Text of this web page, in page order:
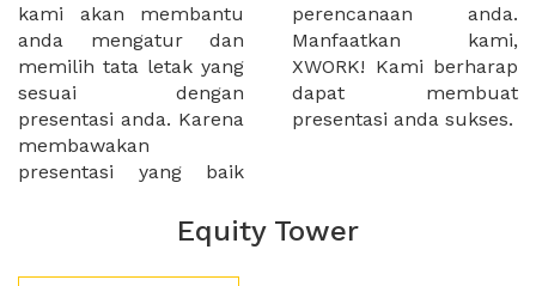
kami akan membantu
anda mengatur dan
memilih tata letak yang
sesuai dengan
presentasi anda. Karena
membawakan
presentasi yang baik
perencanaan anda.
Manfaatkan kami,
XWORK! Kami berharap
dapat membuat
presentasi anda sukses.
Equity Tower